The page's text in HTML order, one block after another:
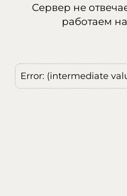
Сервер не
работаем